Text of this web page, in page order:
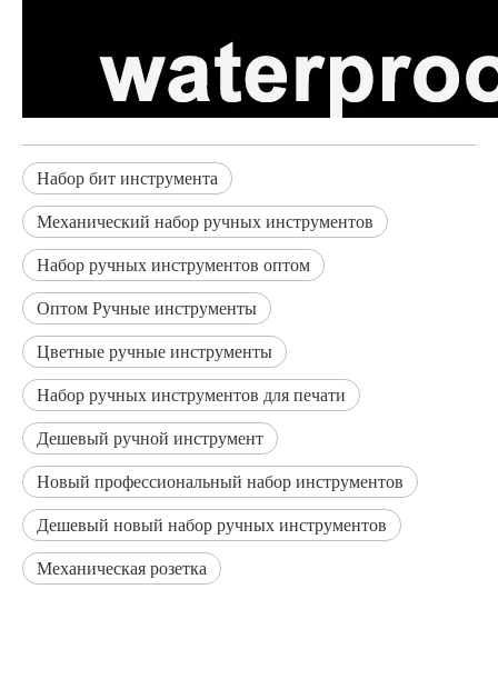
Набор бит инструмента
Механический набор ручных инструментов
Набор ручных инструментов оптом
Оптом Ручные инструменты
Цветные ручные инструменты
Набор ручных инструментов для печати
Дешевый ручной инструмент
Новый профессиональный набор инструментов
Дешевый новый набор ручных инструментов
Механическая розетка